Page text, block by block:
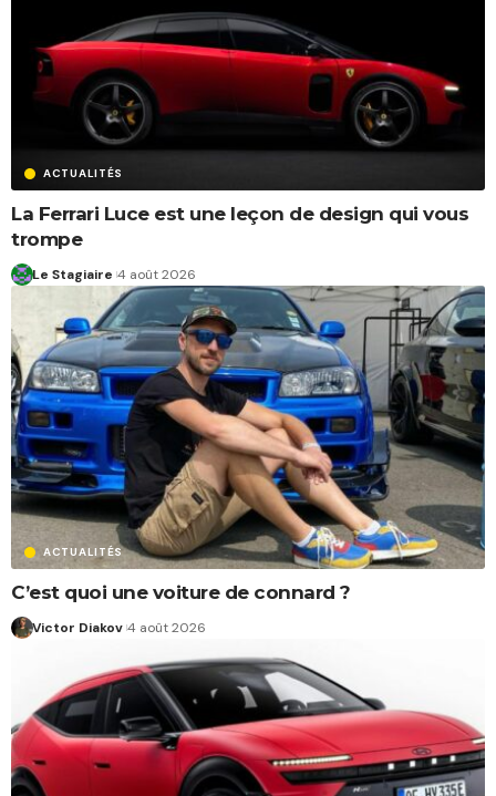
ACTUALITÉS
La Ferrari Luce est une leçon de design qui vous
trompe
Le Stagiaire 4 août 2026
ACTUALITÉS
C’est quoi une voiture de connard ?
Victor Diakov 4 août 2026